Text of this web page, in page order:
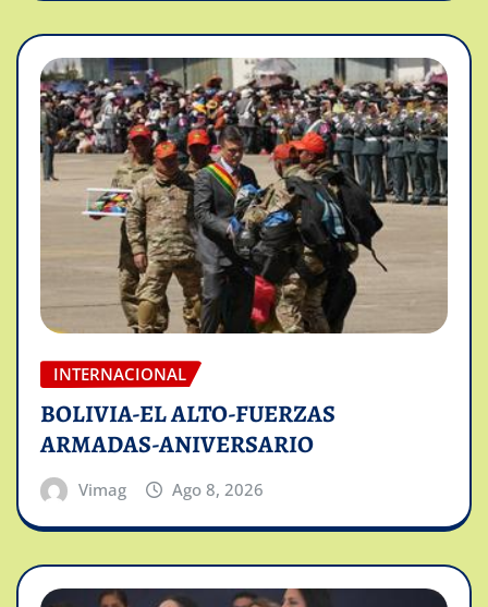
INTERNACIONAL
BOLIVIA-EL ALTO-FUERZAS
ARMADAS-ANIVERSARIO
Vimag Ago 8, 2026